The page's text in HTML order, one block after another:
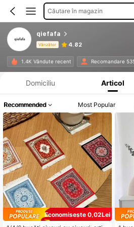
Căutare în magazin
qiefafa
Vânzător 4.82
1.4K Vândute recent Recomandare
Informații despre produs: Divulgarea prețului,
Domiciliu Articol
Recommended Most Popular
Economisește 0,02Lei